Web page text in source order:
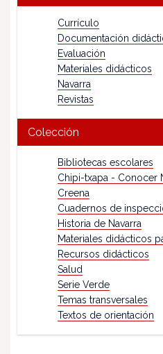
Currículo
Documentación
Evaluación
Materiales didácticos
Navarra
Revistas
Colección
Bibliotecas escolares
Chipi-txapa - Conocer
Creena
Cuadernos de
Historia de Navarra
Materiales didácticos
Recursos didácticos
Salud
Serie Verde
Temas transversales
Textos de orientación